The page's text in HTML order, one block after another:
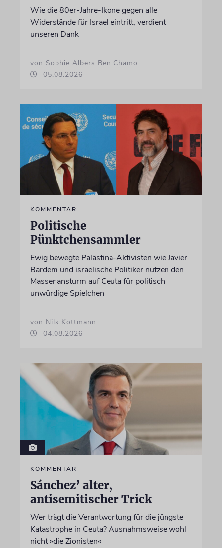
Wie die 80er-Jahre-Ikone gegen alle
Widerstände für Israel eintritt, verdient
unseren Dank
von Sophie Albers Ben Chamo
05.08.2026
KOMMENTAR
Politische
Pünktchensammler
Ewig bewegte Palästina-Aktivisten wie Javier
Bardem und israelische Politiker nutzen den
Massenansturm auf Ceuta für politisch
unwürdige Spielchen
von Nils Kottmann
04.08.2026
KOMMENTAR
Sánchez’ alter,
antisemitischer Trick
Wer trägt die Verantwortung für die jüngste
Katastrophe in Ceuta? Ausnahmsweise wohl
nicht »die Zionisten«